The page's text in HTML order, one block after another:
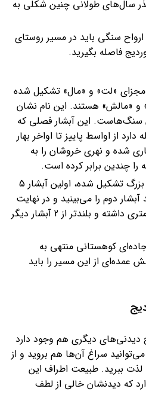
سال‌های طولانی چنین شکلی به
ارواح سنگی باید در مسیر روستای
مجزای «لت» و «مال» تشکیل شده
و «مالش» هستند. این نام نشان
سنگ‌هاست. این آبشار فصلی که
دارد از اواسط پاییز تا اواخر بهار
شده و نهری خروشان را به
را چندین برابر کرده است.
این آبشار از ۳ آبشار کوچک و بزرگ تشکیل شده، اولین آبشار 5
آبشار دوم را می‌بینید و در نهایت
سومین آبشار که ارتفاعی ۳۵ متری داشته و بلندتر از 2 آبشار دیگر
کوهستانی منتهی به
عمده‌ای از این مسیر را باید
دیدنی‌های دیگری هم وجود دارد
سراغ‌ آن‌ها هم بروید و از
لذت ببرید. طبیعت اطراف این
که دیدنشان خالی از لطف